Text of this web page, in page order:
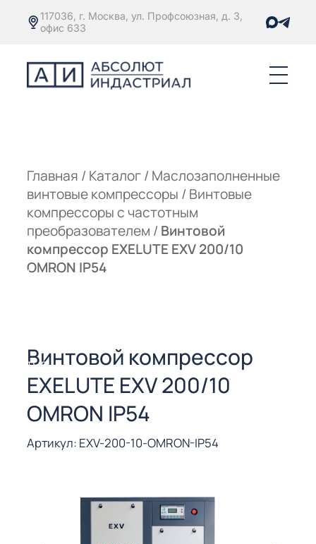
117036, г. Москва, ул. Профсоюзная, д. 3,
офис 633
Главная / Каталог/ Маслозаполненные
винтовые компрессоры / Винтовые
компрессоры с частотным
преобразователем / Винтовой
компрессор EXELUTE EXV 200/10
OMRON IP54
Винтовой компрессор
EXELUTE EXV 200/10
OMRON IP54
Артикул: EXV-200-10-OMRON-IP54
С